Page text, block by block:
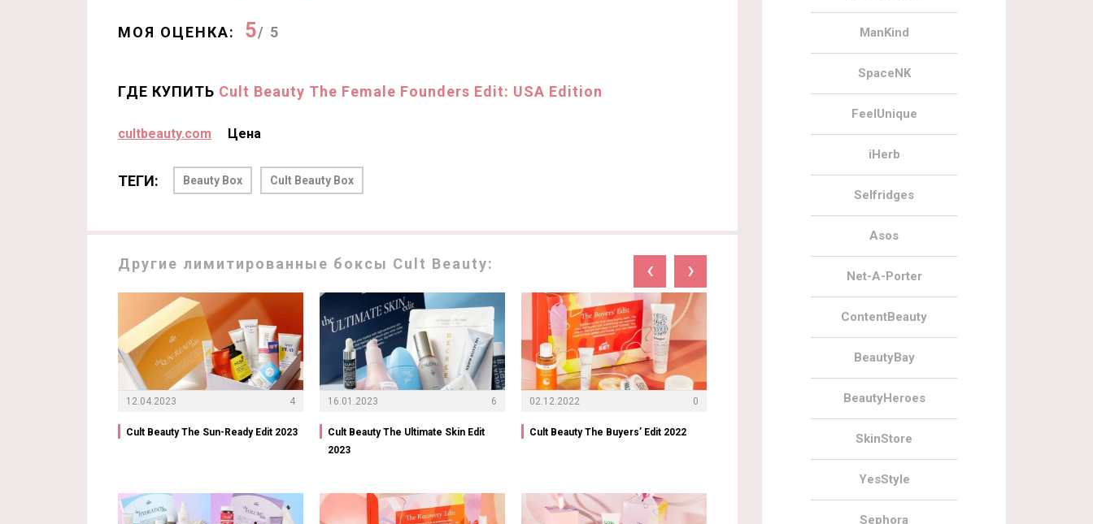
МОЯ ОЦЕНКА: 5/ 5
ГДЕ КУПИТЬ Cult Beauty The Female Founders Edit: USA Edition
cultbeauty.com Цена
ТЕГИ: Beauty Box Cult Beauty Box
Другие лимитированные боксы Cult Beauty: ‹ ›
12.04.2023 4
Cult Beauty The Sun-Ready Edit 2023
16.01.2023 6
Cult Beauty The Ultimate Skin Edit
2023
02.12.2022 0
Cult Beauty The Buyers’ Edit 2022
20
Cult Beauty Christmas Edits 2022
ManKind
SpaceNK
FeelUnique
iHerb
Selfridges
Asos
Net-A-Porter
ContentBeauty
BeautyBay
BeautyHeroes
SkinStore
YesStyle
Sephora